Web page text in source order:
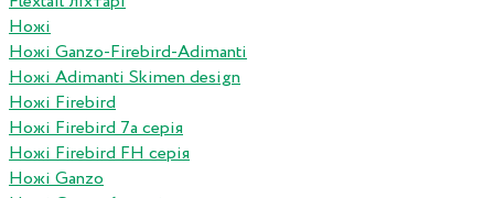
Ножі
Ножі Ganzo-Firebird-Adimanti
Ножі Adimanti Skimen design
Ножі Firebird
Ножі Firebird 7а серія
Ножі Firebird FH серія
Ножі Ganzo